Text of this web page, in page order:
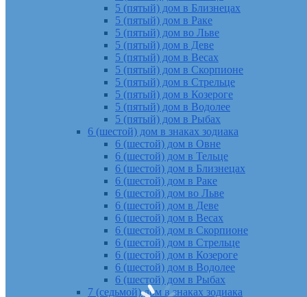
5 (пятый) дом в Близнецах
5 (пятый) дом в Раке
5 (пятый) дом во Льве
5 (пятый) дом в Деве
5 (пятый) дом в Весах
5 (пятый) дом в Скорпионе
5 (пятый) дом в Стрельце
5 (пятый) дом в Козероге
5 (пятый) дом в Водолее
5 (пятый) дом в Рыбах
6 (шестой) дом в знаках зодиака
6 (шестой) дом в Овне
6 (шестой) дом в Тельце
6 (шестой) дом в Близнецах
6 (шестой) дом в Раке
6 (шестой) дом во Льве
6 (шестой) дом в Деве
6 (шестой) дом в Весах
6 (шестой) дом в Скорпионе
6 (шестой) дом в Стрельце
6 (шестой) дом в Козероге
6 (шестой) дом в Водолее
6 (шестой) дом в Рыбах
7 (седьмой) дом в знаках зодиака